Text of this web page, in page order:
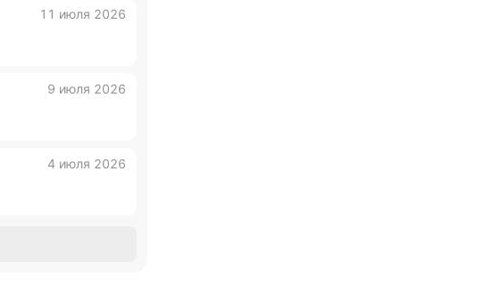
11 июля 2026
9 июля 2026
4 июля 2026